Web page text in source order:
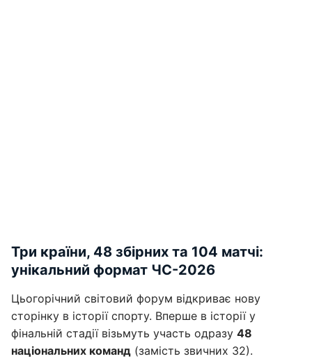
Три країни, 48 збірних та 104 матчі:
унікальний формат ЧС-2026
Цьогорічний світовий форум відкриває нову
сторінку в історії спорту. Вперше в історії у
фінальній стадії візьмуть участь одразу 48
національних команд (замість звичних 32).